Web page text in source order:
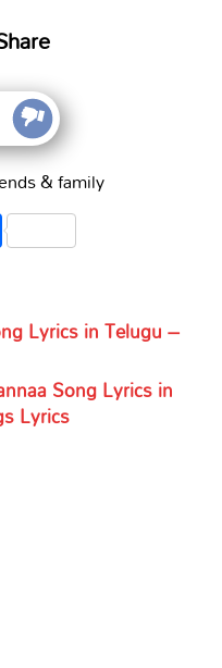
& family
Share
Lyrics in Telugu –
Song Lyrics in
Lyrics